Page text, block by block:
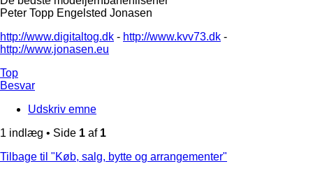
Peter Topp Engelsted Jonasen
http://www.digitaltog.dk - http://www.kvv73.dk -
http://www.jonasen.eu
Top
Besvar
Udskriv emne
1 indlæg • Side 1 af 1
Tilbage til "Køb, salg, bytte og arrangementer"